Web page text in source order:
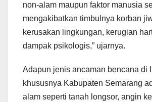
non-alam maupun faktor manusia
mengakibatkan timbulnya korban
kerusakan lingkungan, kerugian
dampak psikologis,” ujarnya.
Adapun jenis ancaman bencana di
khususnya Kabupaten Semarang
alam seperti tanah longsor, angin